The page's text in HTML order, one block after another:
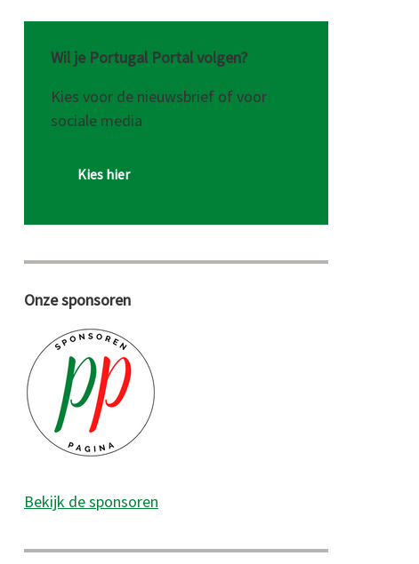
Wil je Portugal Portal volgen?
Kies voor de nieuwsbrief of voor
sociale media
Kies hier
Onze sponsoren
Bekijk de sponsoren